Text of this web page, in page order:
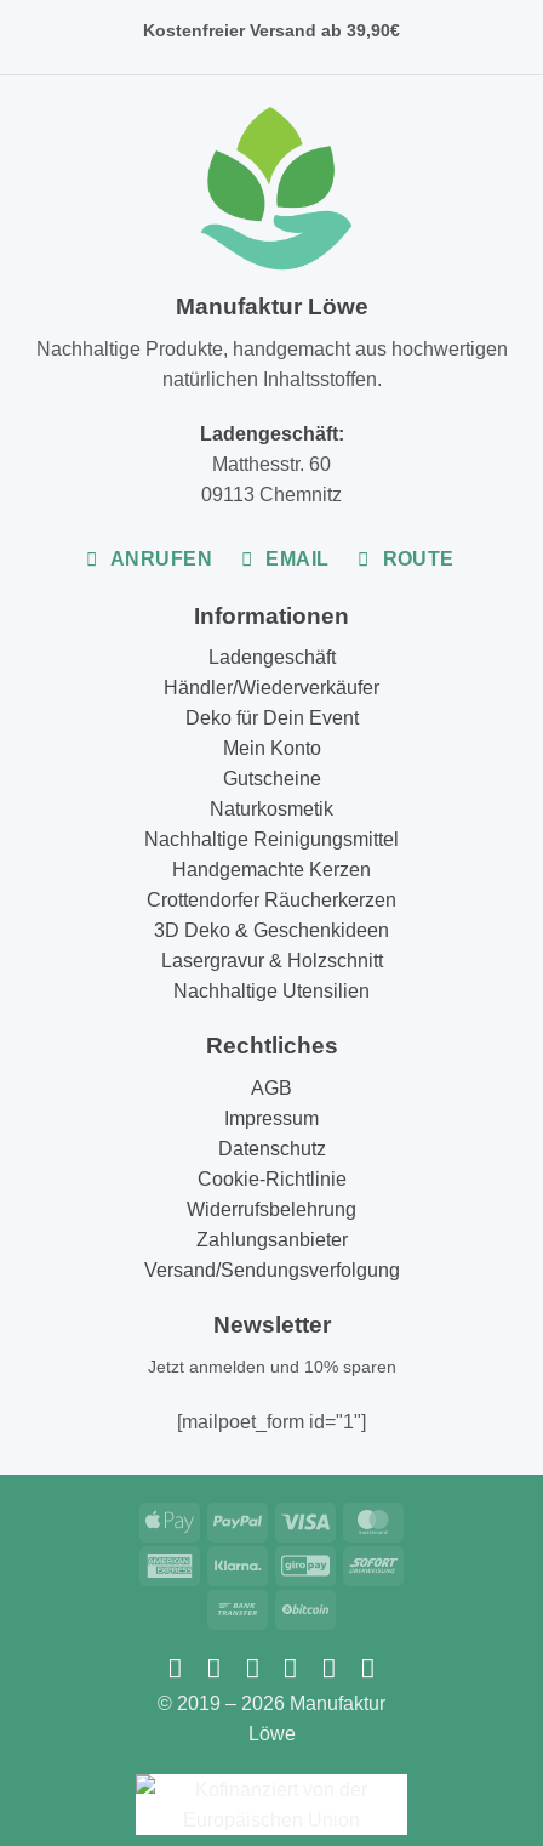
Kostenfreier Versand ab 39,90€
Manufaktur Löwe
Nachhaltige Produkte, handgemacht aus hochwertigen
natürlichen Inhaltsstoffen.
Ladengeschäft:
Matthesstr. 60
09113 Chemnitz
ANRUFEN EMAIL ROUTE
Informationen
Ladengeschäft
Händler/Wiederverkäufer
Deko für Dein Event
Mein Konto
Gutscheine
Naturkosmetik
Nachhaltige Reinigungsmittel
Handgemachte Kerzen
Crottendorfer Räucherkerzen
3D Deko & Geschenkideen
Lasergravur & Holzschnitt
Nachhaltige Utensilien
Rechtliches
AGB
Impressum
Datenschutz
Cookie-Richtlinie
Widerrufsbelehrung
Zahlungsanbieter
Versand/Sendungsverfolgung
Newsletter
Jetzt anmelden und 10% sparen
[mailpoet_form id="1"]
Apple
PayPal Visa
American Klarna GiroPaySofort
Bank
© 2019 – 2026 Manufaktur
Löwe